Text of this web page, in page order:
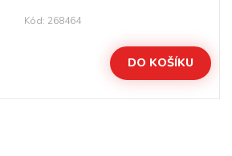
Kód: 268464
DO KOŠÍKU